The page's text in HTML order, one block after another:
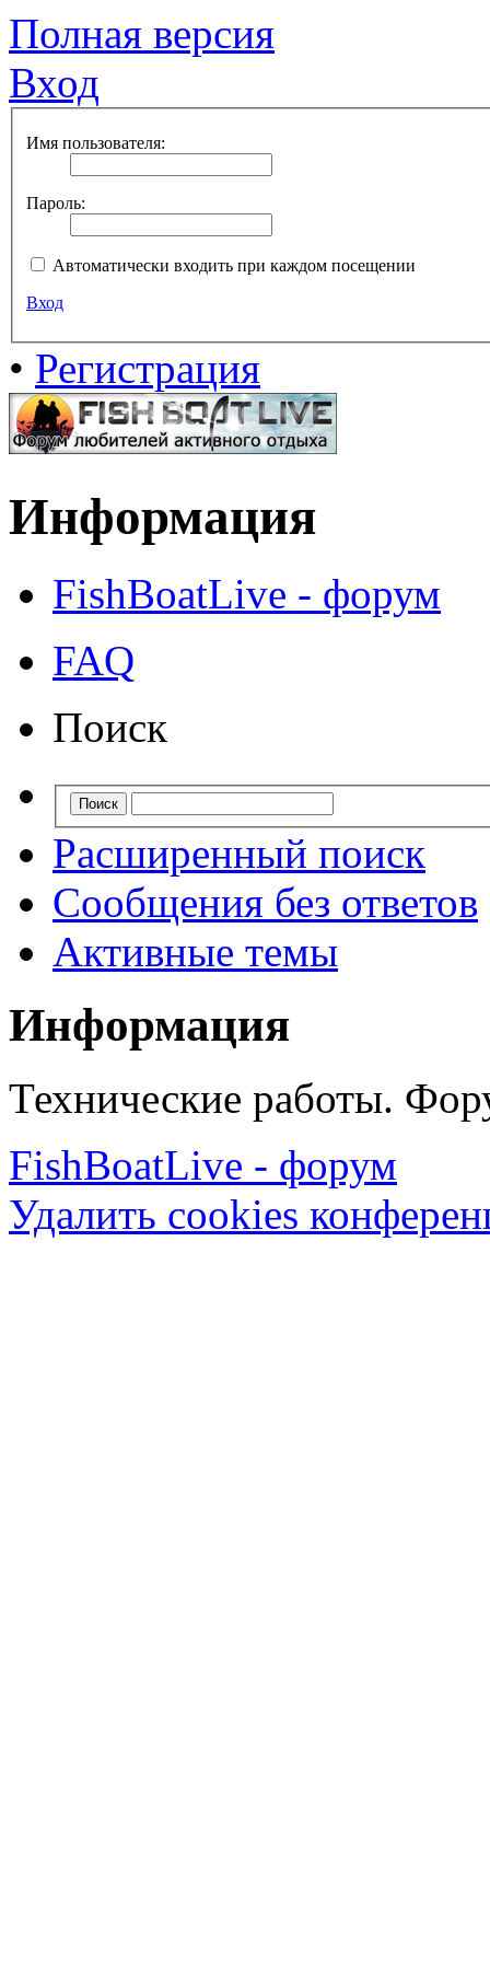
Полная версия
Вход
Имя пользователя:
Пароль:
Автоматически входить при каждом посещении
Вход
• Регистрация
Информация
FishBoatLive - форум
FAQ
Поиск
Расширенный поиск
Сообщения без ответов
Активные темы
Информация
Технические работы.
FishBoatLive - форум
Удалить cookies